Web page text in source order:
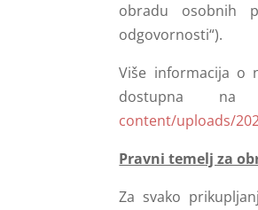
obradu osobnih
odgovornosti“).
Više informacija o
dostupna
content/uploads/
Pravni temelj za
Za svako